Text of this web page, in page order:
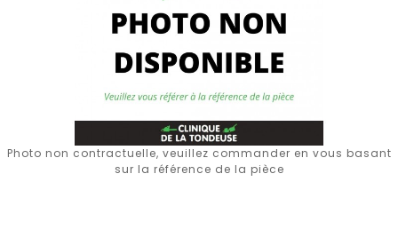
Photo non contractuelle, veuillez commander en vous basant
sur la référence de la pièce